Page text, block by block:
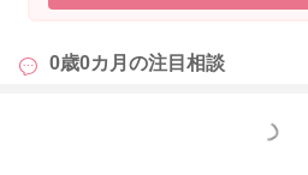
0歳0カ月の注目相談
もっと見る